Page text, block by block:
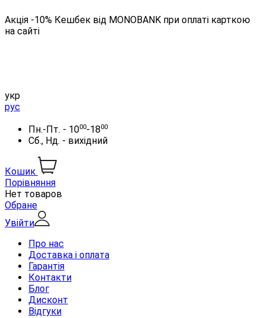
Акція -10% Кешбек від MONOBANK при оплаті карткою
на сайті
укр
рус
Пн.-Пт. - 1000-1800
Сб., Нд. - вихідний
Кошик
Порівняння
Нет товаров
Обране
Увійти
Про нас
Доставка і оплата
Гарантія
Контакти
Блог
Дисконт
Відгуки